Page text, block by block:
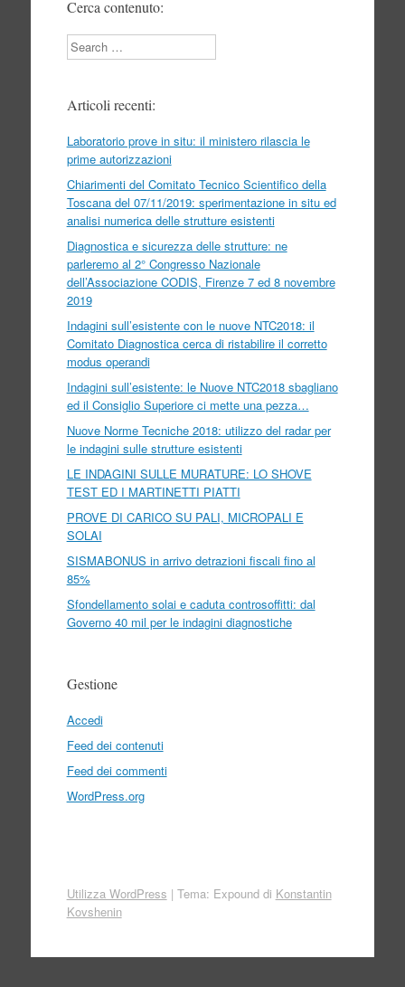
Cerca contenuto:
Search
Articoli recenti:
Laboratorio prove in situ: il ministero rilascia le
prime autorizzazioni
Chiarimenti del Comitato Tecnico Scientifico della
Toscana del 07/11/2019: sperimentazione in situ ed
analisi numerica delle strutture esistenti
Diagnostica e sicurezza delle strutture: ne
parleremo al 2° Congresso Nazionale
dell’Associazione CODIS, Firenze 7 ed 8 novembre
2019
Indagini sull’esistente con le nuove NTC2018: il
Comitato Diagnostica cerca di ristabilire il corretto
modus operandi
Indagini sull’esistente: le Nuove NTC2018 sbagliano
ed il Consiglio Superiore ci mette una pezza…
Nuove Norme Tecniche 2018: utilizzo del radar per
le indagini sulle strutture esistenti
LE INDAGINI SULLE MURATURE: LO SHOVE
TEST ED I MARTINETTI PIATTI
PROVE DI CARICO SU PALI, MICROPALI E
SOLAI
SISMABONUS in arrivo detrazioni fiscali fino al
85%
Sfondellamento solai e caduta controsoffitti: dal
Governo 40 mil per le indagini diagnostiche
Gestione
Accedi
Feed dei contenuti
Feed dei commenti
WordPress.org
Utilizza WordPress | Tema: Expound di Konstantin
Kovshenin